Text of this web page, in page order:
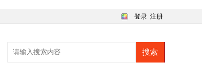
登录 注册
搜索